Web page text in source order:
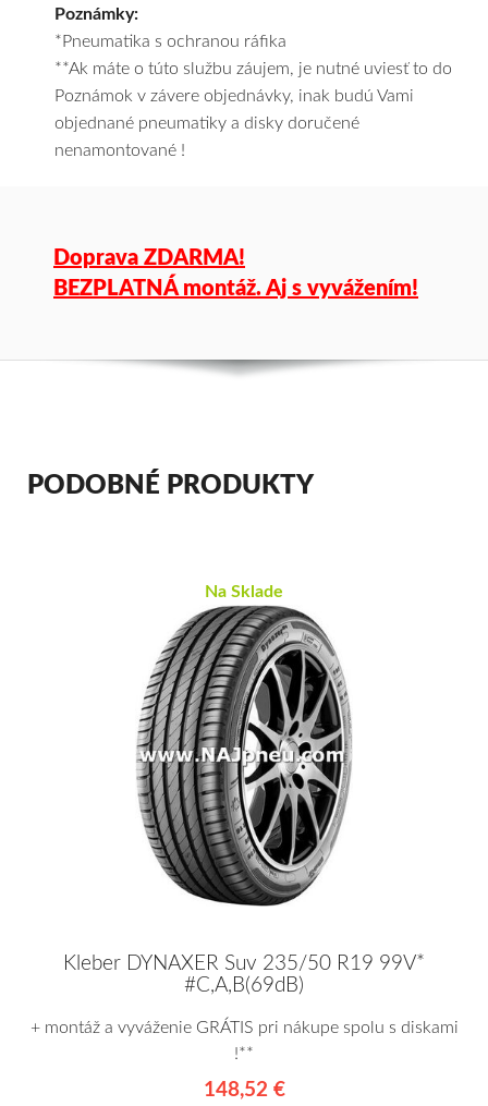
Poznámky:
*Pneumatika s ochranou ráfika
**Ak máte o túto službu záujem, je nutné uviesť to do
Poznámok v závere objednávky, inak budú Vami
objednané pneumatiky a disky doručené
nenamontované !
Doprava ZDARMA!
BEZPLATNÁ montáž. Aj s vyvážením!
PODOBNÉ PRODUKTY
Na Sklade
Kleber DYNAXER Suv 235/50 R19 99V*
#C,A,B(69dB)
+ montáž a vyváženie GRÁTIS pri nákupe spolu s diskami
!**
148,52 €